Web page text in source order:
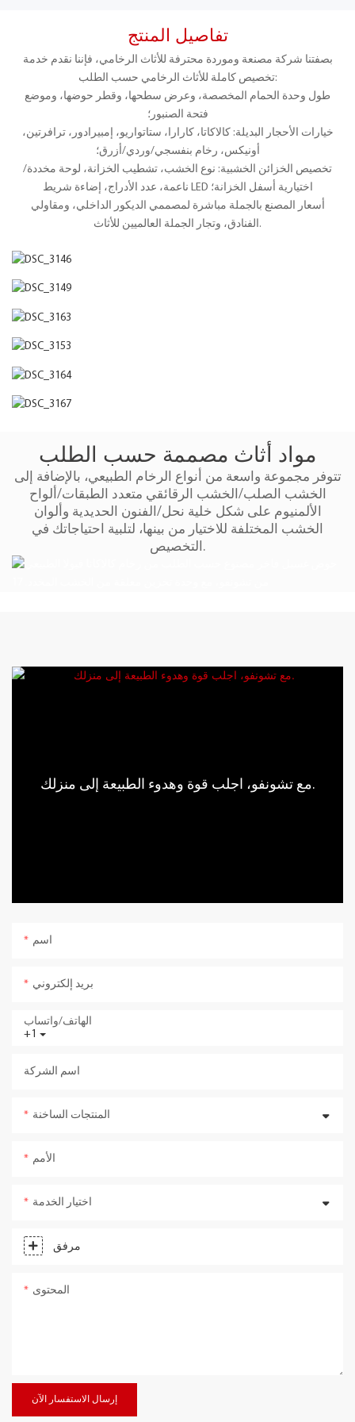
تفاصيل المنتج
بصفتنا شركة مصنعة وموردة محترفة للأثاث الرخامي، فإننا نقدم خدمة
تخصيص كاملة للأثاث الرخامي حسب الطلب:
طول وحدة الحمام المخصصة، وعرض سطحها، وقطر حوضها، وموضع
فتحة الصنبور؛
خيارات الأحجار البديلة: كالاكاتا، كارارا، ستاتواريو، إمبيرادور، ترافرتين،
أونيكس، رخام بنفسجي/وردي/أزرق؛
تخصيص الخزائن الخشبية: نوع الخشب، تشطيب الخزانة، لوحة مخددة/
ناعمة، عدد الأدراج، إضاءة شريط LED اختيارية أسفل الخزانة؛
أسعار المصنع بالجملة مباشرة لمصممي الديكور الداخلي، ومقاولي
الفنادق، وتجار الجملة العالميين للأثاث.
مواد أثاث مصممة حسب الطلب
تتوفر مجموعة واسعة من أنواع الرخام الطبيعي، بالإضافة إلى
الخشب الصلب/الخشب الرقائقي متعدد الطبقات/ألواح
الألمنيوم على شكل خلية نحل/الفنون الحديدية وألوان
الخشب المختلفة للاختيار من بينها، لتلبية احتياجاتك في
التخصيص.
مع تشونفو، اجلب قوة وهدوء الطبيعة إلى منزلك.
اسم
بريد إلكتروني
+1
الهاتف/واتساب
اسم الشركة
المنتجات الساخنة
الأمم
اختيار الخدمة
مرفق
المحتوى
إرسال الاستفسار الآن